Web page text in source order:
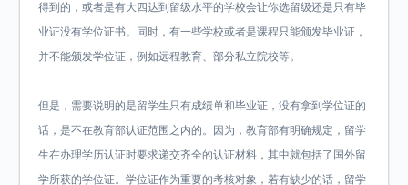
得到的，或者是有大四达到留级水平的学校会让你选留级还是只有毕
业证没有学位证书。同时，有一些学校或者是课程只能颁发毕业证，
并不能颁发学位证，例如远程教育、部分私立院校等。
但是，需要说明的是留学生只有成绩单和毕业证，没有拿到学位证的
话，是不在教育部认证范围之内的。因为，教育部有明确规定，留学
生在办理学历认证时要求递交齐全的认证材料，其中就包括了国外留
学所获的学位证。学位证作为重要的考核对象，若有缺少的话，留学